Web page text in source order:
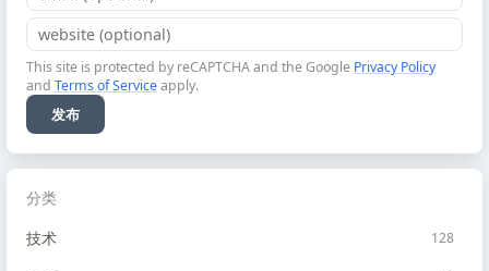
分类
技术
128
This site is protected by reCAPTCHA and the Google Privacy Policy
and Terms of Serviceapply.
发布